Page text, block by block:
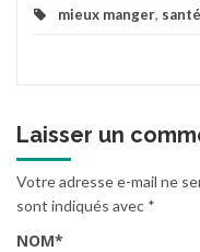
mieux manger, santé
Laisser un
Votre adresse e-mail ne
sont indiqués avec *
NOM*